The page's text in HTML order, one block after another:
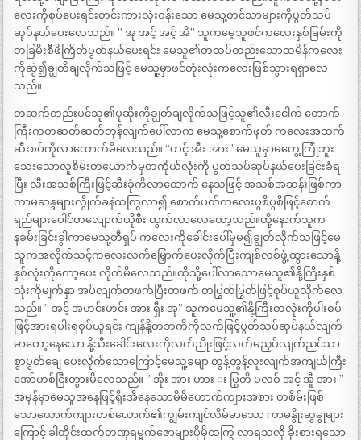
လေးကိုစုပ်ပေးရင်းတင်းကားလုံးဝန်းသော မေသူ့တင်သာများကိုပွတ်သပ်
ဆုပ်နယ်ပေးလေသည်။ ” အု အင့် အင့် အိ” သူကမေ့သူဖင်ကလေးနှစ်ခြမ်းကို
တခြမိးစီဖိကြိတ်ပွတ်နယ်ပေးရင်း မေသူ၏တထပ်တည်းသောထမိန်ကလေး
ကိုဆွဲ၍ချွတိချလိုက်သဖြင့် မေသူ့မှာဖင်တုံးလုံးကလေးဖြစ်သွားရရှာလေ
သည်။
တဆက်တည်းပင်သူ၏ပုဆိုးကိုချွတ်ချလိုက်သဖြင့်သူ၏လီးငေါက် တောက်
ကြီးကတဆတ်ဆတ်တုန်လျက်ပေါ်လာက မေသူ့စောက်ဖုတ် ကလေးအထက်
ဆီးစပ်ကိုလာထောက်မိလေသည်။ “ဟင့် အီး အား” မေသူမှာမတွေ့ကြုံဘူး
သေးသောလူစိမ်းတယောက်မှတကိုယ်လုံးကို ပွတ်သပ်ဆုပ်နယ်ပေးခြင်းခံရ
ပြီး လီးအသစ်ကြီးဖြင့်ဆီးခုံကိလာထောက် နေသဖြင့် အသစ်အဆန်းဖြစ်ကာ
ကာမဆန္ဒများလွိုက်ခနဲထကြွလာ၍ စောက်ပတ်ကလေးပွစိပွစိဖြင့်စောက်
ရည်များပေါင်တလျောက်ယိုစီး ထွက်လာလေတော့သည်။ထို့နောက်သူက
နခမ်းခြင်းခွါကာမေသူ့တီရှပ် ကလေးကိုခေါင်းပေါ်မှမ၍ချွတ်လိုက်သဖြင့်မေ
သူကအလိုက်သင့်ကလေးလက်မြှောက်ပေးလိုက်ပြီးကျစ်လစ်ဖွံ့ထွားသောနို့
နှစ်လုံးကိုကော့ပေး လိုက်မိလေသည်။ထိုသို့ပေါ်လာသောမေသူ၏နို့ကြီးနှစ်
လုံးကိုမျက်နှာ အပ်လျက်တဖက်ပြီးတဖက် တပြွတ်ပြွတ်ဖြင့်စုပ်ယူလိုက်လေ
သည်။ ” အင့် အဟင်းဟင်း အား ရှီး အု” သူကမေသူ့၏နို့ကြီးတလုံးကိုပါးစပ်
ဖြင့်အားရပါးရစုပ်ယူရင်း ကျန်နို့တဘကိကိုလက်ဖြင့်ပွတ်သပ်ဆုပ်နယ်လျက်
မာတော့နေသော နို့သီးခေါင်းလေးကိုလက်ညိုးဖြင့်လက်မညှပ်လျက်ညင်သာ
စွာပွတ်ချေ ပေးလိုက်သောကြောင့်မေသူ့ခမျာ တွန့်တွန့်လူးလျက်အကျယ်ကြီး
အော်ဟစ်ငြီးတွားမိလေသည်။ ” အိုး အား ဟား း ပြွတိ ပလစ် အင့် အီူ အား ”
အမှန်မှာမေသူအနေဖြင့်ရိုးအီနေသောမိမိဟောက်ကျားအစား တစိမ်းဖြစ်
သောယောက်ကျားတစ်ယောက်၏ကျွမ်းကျင်လိမ်မာသော ကာမနွိုးဆွမွုများ
ကြောင့် ခါတိုင်းထက်တဏှရမ္မက်ဇောများပိုမိုထကြွ လာရသလို ခိုးစားရသော